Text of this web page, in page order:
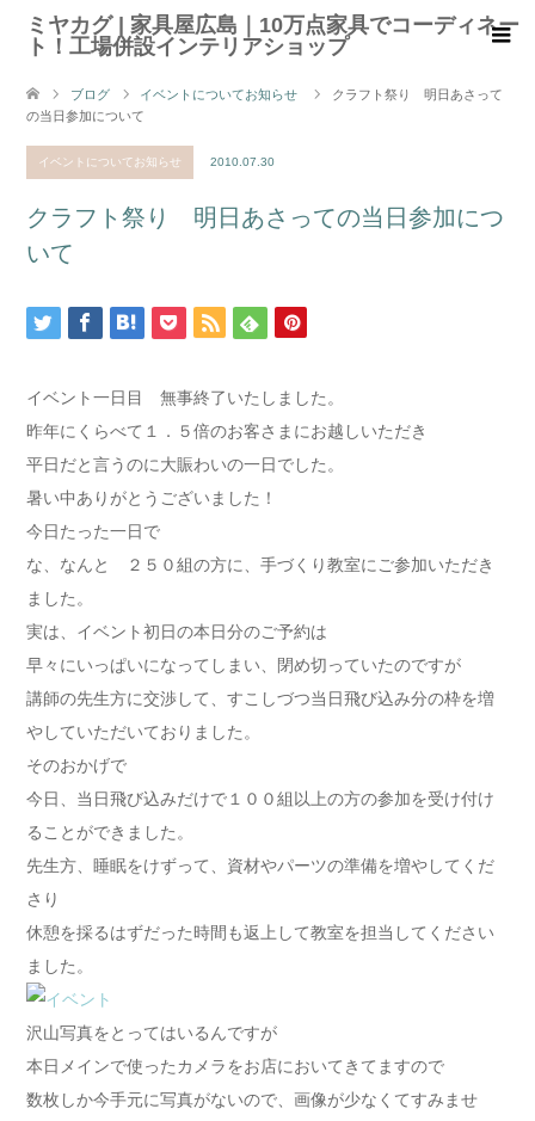
ミヤカグ | 家具屋広島｜10万点家具でコーディネー
ト！工場併設インテリアショップ
ブログ イベントについてお知らせ
クラフト祭り 明日あさって
の当日参加について
イベントについてお知らせ 2010.07.30
クラフト祭り 明日あさっての当日参加につ
いて
イベント一日目 無事終了いたしました。
昨年にくらべて１．５倍のお客さまにお越しいただき
平日だと言うのに大賑わいの一日でした。
暑い中ありがとうございました！
今日たった一日で
な、なんと ２５０組の方に、手づくり教室にご参加いただき
ました。
実は、イベント初日の本日分のご予約は
早々にいっぱいになってしまい、閉め切っていたのですが
講師の先生方に交渉して、すこしづつ当日飛び込み分の枠を増
やしていただいておりました。
そのおかげで
今日、当日飛び込みだけで１００組以上の方の参加を受け付け
ることができました。
先生方、睡眠をけずって、資材やパーツの準備を増やしてくだ
さり
休憩を採るはずだった時間も返上して教室を担当してください
ました。
沢山写真をとってはいるんですが
本日メインで使ったカメラをお店においてきてますので
数枚しか今手元に写真がないので、画像が少なくてすみませ